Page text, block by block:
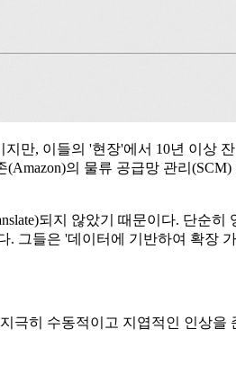
만, 이들의 '현장'에서 10년 이상
의 물류 공급망 관리
되지 않았기 때문이다. 단순
그들은 '데이터에 기반하여 확장
히 수동적이고 지엽적인 인상을